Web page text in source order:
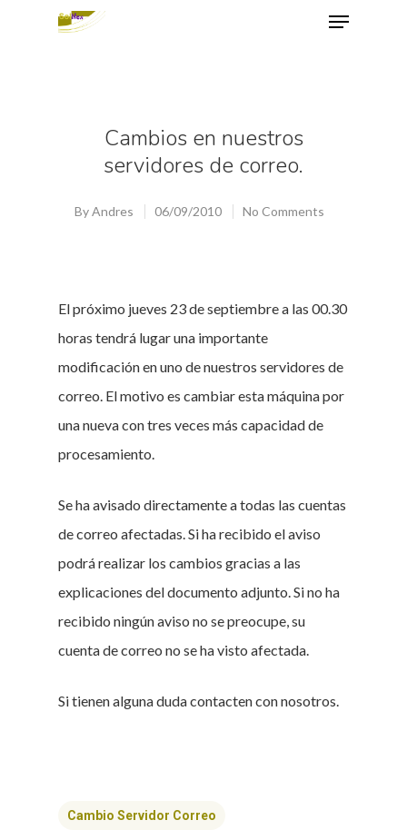
Cambios en nuestros
servidores de correo.
ByAndres 06/09/2010 No Comments
El próximo jueves 23 de septiembre a las 00.30
horas tendrá lugar una importante
modificación en uno de nuestros servidores de
correo. El motivo es cambiar esta máquina por
una nueva con tres veces más capacidad de
procesamiento.
Se ha avisado directamente a todas las cuentas
de correo afectadas. Si ha recibido el aviso
podrá realizar los cambios gracias a las
explicaciones del documento adjunto. Si no ha
recibido ningún aviso no se preocupe, su
cuenta de correo no se ha visto afectada.
Si tienen alguna duda contacten con nosotros.
Cambio Servidor Correo